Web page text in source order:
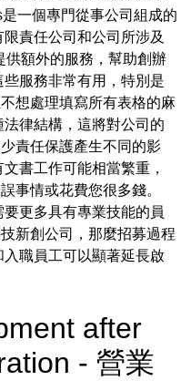
一個專門從事公司組成的
責任公司和公司所涉及
供額外的服務，幫助創辦
服務非常有用，特別是
想處理填寫所有表格的麻
律結構，這將對公司的
責任保護產生不同的影
書工作可能相當繁重，
事情或花費您很多錢。
更多具有專業技能的員
新創公司，那麼招募過程
職員工可以顯著延長啟
after
- 營業